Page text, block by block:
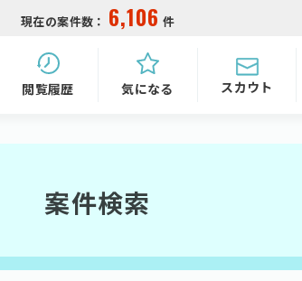
現在の案件数： 6,106 件
閲覧履歴 気になる スカウト
案件検索